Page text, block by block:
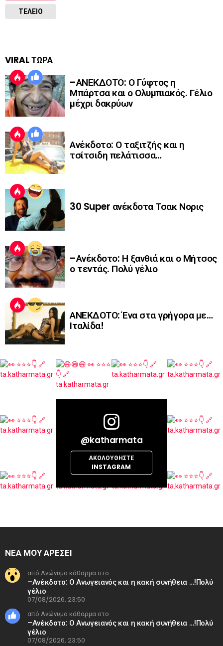
ΤΕΛΕΙΟ
VIRAL ΤΩΡΑ
–ΑΝΕΚΔΟΤΟ: Ο Γύφτος η
Μπάρτσα και ο Ολυμπιακός. Γέλιο
μέχρι δακρύων
Ανέκδοτο: Ο ταξιτζής και η
τσίτσιδη πελάτισσα…
30 Super ανέκδοτα Τσακ Νορις
–Ανέκδοτο: Η ξανθιά και ο Μήτσος
ο τεντάς. Πολύ γέλιο
ΑΝΕΚΔΟΤΟ: Ένα στα γρήγορα με…
Ιταλίδα!
@katharmata
ΑΚΟΛΟΥΘΉΣΤΕ
INSTAGRAM
ΝΕΑ ΜΟΥ ΑΡΕΣΕΙ
από Ανώνυμο κάθαρμα στο
–Ανέκδοτο: Ο Ανωγειανός και η κακή συνήθεια …!Πολύ
γέλιο
07/08/2026, 23:50
από Ανώνυμο κάθαρμα στο
–Ανέκδοτο: Ο Ανωγειανός και η κακή συνήθεια …!Πολύ
γέλιο
07/08/2026, 23:50